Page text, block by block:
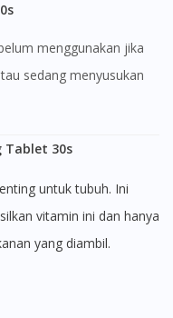
Singapore
sedang menyusukan
Tablet 30s
vitamin ini dan hanya
yang diambil.